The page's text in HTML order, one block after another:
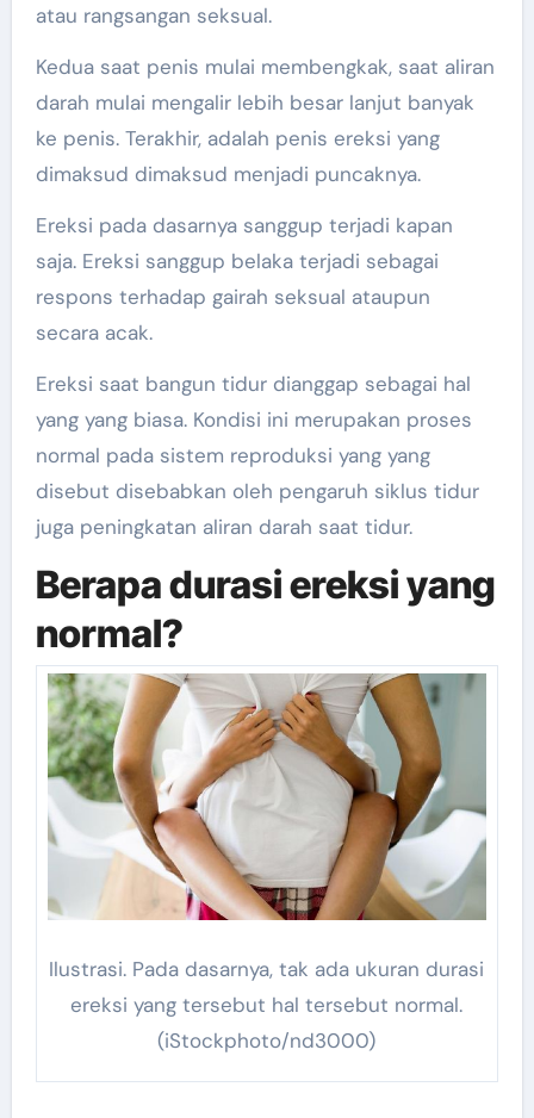
atau rangsangan seksual.
Kedua saat penis mulai membengkak, saat aliran
darah mulai mengalir lebih besar lanjut banyak
ke penis. Terakhir, adalah penis ereksi yang
dimaksud dimaksud menjadi puncaknya.
Ereksi pada dasarnya sanggup terjadi kapan
saja. Ereksi sanggup belaka terjadi sebagai
respons terhadap gairah seksual ataupun
secara acak.
Ereksi saat bangun tidur dianggap sebagai hal
yang yang biasa. Kondisi ini merupakan proses
normal pada sistem reproduksi yang yang
disebut disebabkan oleh pengaruh siklus tidur
juga peningkatan aliran darah saat tidur.
Berapa durasi ereksi yang
normal?
Ilustrasi. Pada dasarnya, tak ada ukuran durasi
ereksi yang tersebut hal tersebut normal.
(iStockphoto/nd3000)